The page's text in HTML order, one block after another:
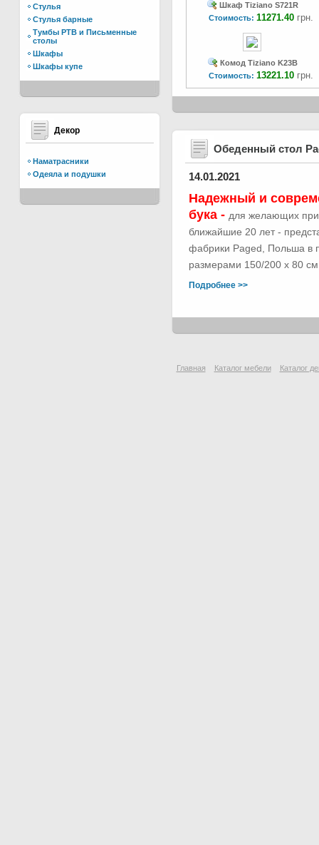
Стулья
Стулья барные
Тумбы РТВ и Письменные
столы
Шкафы
Шкафы купе
Декор
Наматрасники
Одеяла и подушки
Шкаф Tiziano S721R
Стоимость: 11271.40 грн.
Комод Tiziano K23B
Стоимость: 13221.10 грн.
Обеденный стол
14.01.2021
Надежный и
бука - для желающих
ближайшие 20 лет -
фабрики Paged, Польша в
размерами 150/200 х 80
Подробнее >>
Главная Каталог мебели Каталог